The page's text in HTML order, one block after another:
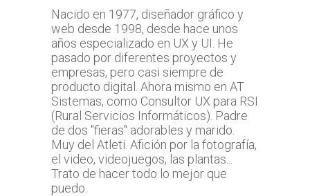
Nacido en 1977, diseñador gráfico y
web desde 1998, desde hace unos
años especializado en UX y UI. He
pasado por diferentes proyectos y
empresas, pero casi siempre de
producto digital. Ahora mismo en AT
Sistemas, como Consultor UX para RSI
(Rural Servicios Informáticos). Padre
de dos "fieras" adorables y marido.
Muy del Atleti. Afición por la fotografía,
el video, videojuegos, las plantas...
Trato de hacer todo lo mejor que
puedo.